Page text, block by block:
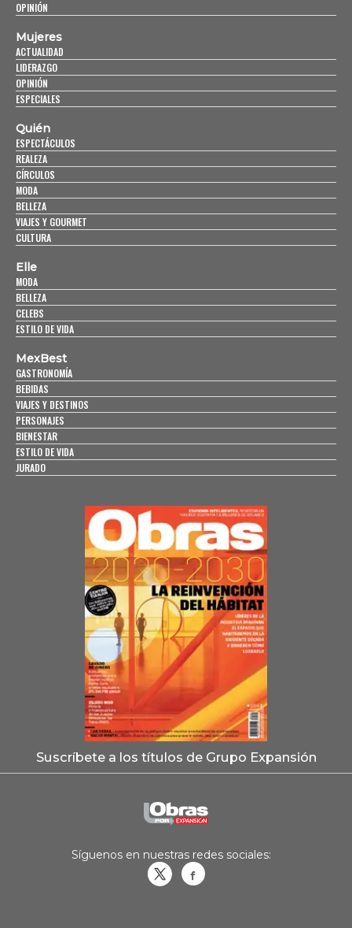
OPINIÓN
Mujeres
ACTUALIDAD
LIDERAZGO
OPINIÓN
ESPECIALES
Quién
ESPECTÁCULOS
REALEZA
CÍRCULOS
MODA
BELLEZA
VIAJES Y GOURMET
CULTURA
Elle
MODA
BELLEZA
CELEBS
ESTILO DE VIDA
MexBest
GASTRONOMÍA
BEBIDAS
VIAJES Y DESTINOS
PERSONAJES
BIENESTAR
ESTILO DE VIDA
JURADO
Suscríbete a los títulos de Grupo Expansión
Síguenos en nuestras redes sociales: